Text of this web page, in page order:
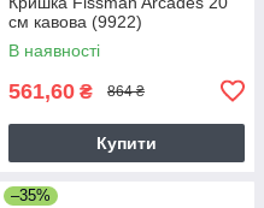
см кавова (9922)
В наявності
561,60 ₴ 864 ₴
Купити
–35%